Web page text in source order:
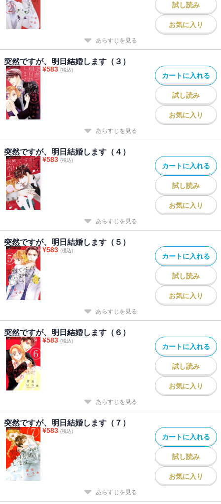
試し読み
お気に入り
あらすじを見る
突然ですが、明日結婚します（３）
¥583 (税込)
カートに入れる
試し読み
お気に入り
あらすじを見る
突然ですが、明日結婚します（４）
¥583 (税込)
カートに入れる
試し読み
お気に入り
あらすじを見る
突然ですが、明日結婚します（５）
¥583 (税込)
カートに入れる
試し読み
お気に入り
あらすじを見る
突然ですが、明日結婚します（６）
¥583 (税込)
カートに入れる
試し読み
お気に入り
あらすじを見る
突然ですが、明日結婚します（７）
¥583 (税込)
カートに入れる
試し読み
お気に入り
あらすじを見る